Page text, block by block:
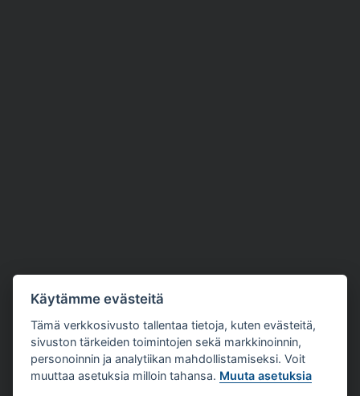
Käytämme evästeitä
Tämä verkkosivusto tallentaa tietoja, kuten evästeitä,
sivuston tärkeiden toimintojen sekä markkinoinnin,
personoinnin ja analytiikan mahdollistamiseksi. Voit
muuttaa asetuksia milloin tahansa. Muuta asetuksia